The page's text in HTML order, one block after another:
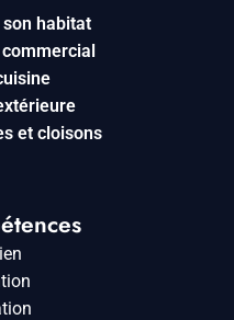
habitat
et cloisons